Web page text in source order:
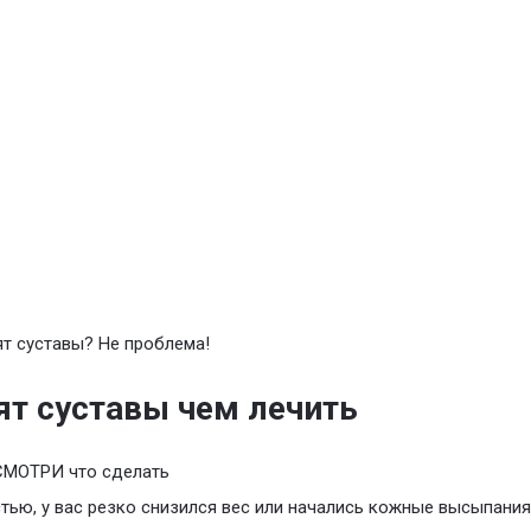
суставы? Не проблема!
суставы чем лечить
что сделать
у вас резко снизился вес или начались кожные